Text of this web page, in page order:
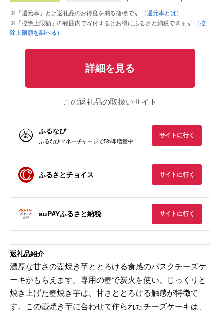
※「還元率」とは返礼品のお得度を測る指標です
（還元率とは）
※「控除上限額」の範囲内で寄付するとお得にふるさと納税できます
（控
除上限額を調べる）
詳細を見る
この返礼品の取扱いサイト
ふるなび
ふるなびマネーチャージで5%即増量中！
サイトに行く
ふるさとチョイス サイトに行く
auPAYふるさと納税 サイトに行く
返礼品紹介
濃厚な甘さの壺焼き芋ととろける食感のバスクチーズケ
ーキがもらえます。専用の壺で炭火を使い、じっくりと
焼き上げた壺焼き芋は、甘さととろける触感が特徴で
す。この壺焼き芋に合わせて作られたチーズケーキは、